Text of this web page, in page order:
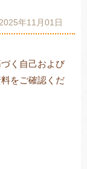
2025年11月01日
く自己および
をご確認くだ